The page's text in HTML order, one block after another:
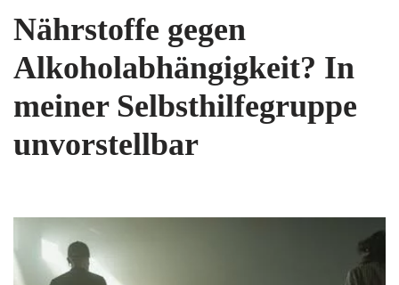
Nährstoffe gegen
Alkoholabhängigkeit? In
meiner Selbsthilfegruppe
unvorstellbar